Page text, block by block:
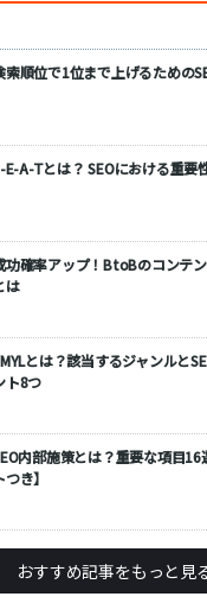
索順位で1位まで上げるための
E-A-Tとは？ SEOにおける重要
功確率アップ！BtoBのコンテ
は
とは？該当するジャンルと
ト8つ
内部施策とは？重要な項目
つき】
おすすめ記事をもっと見